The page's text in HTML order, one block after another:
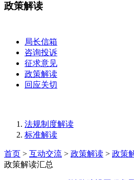
政策解读
局长信箱
咨询投诉
征求意见
政策解读
回应关切
法规制度解读
标准解读
首页 > 互动交流 > 政策解读 > 政策
政策解读汇总